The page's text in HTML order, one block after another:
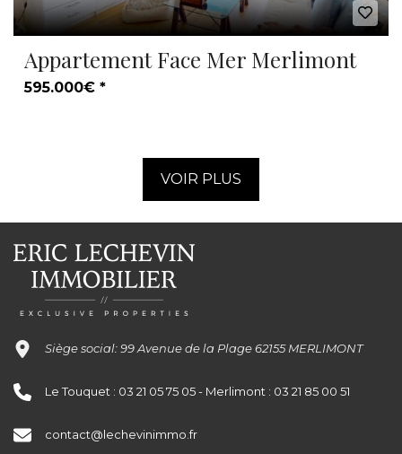
Appartement Face Mer Merlimont
595.000€ *
VOIR PLUS
Siège social: 99 Avenue de la Plage 62155 MERLIMONT
Le Touquet : 03 21 05 75 05 - Merlimont : 03 21 85 00 51
contact@lechevinimmo.fr